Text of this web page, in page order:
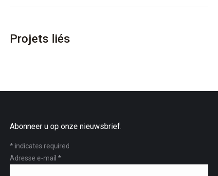
Projets liés
Abonneer u op onze nieuwsbrief.
*indicates required
Adresse e-mail *